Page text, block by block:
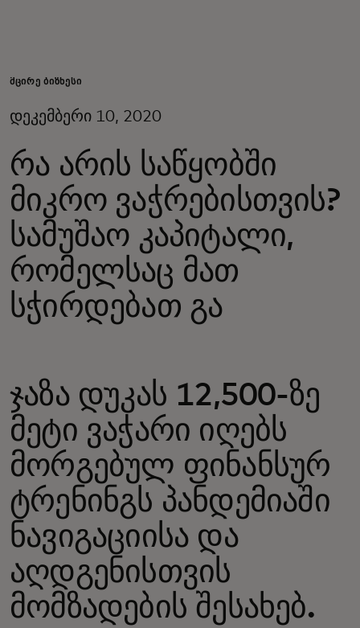
ბიზნესისთვის
მსოფლიოსთვის
ინოვატორებისთვის
სიახლეები და ტენდენციები
ᲛᲪᲘᲠᲔ ᲑᲘᲖᲜᲔᲡᲘ
დეკემბერი 10, 2020
რა არის საწყობში
მიკრო ვაჭრებისთვის?
სამუშაო კაპიტალი,
რომელსაც მათ
სჭირდებათ გა
ჯაზა დუკას 12,500-ზე
მეტი ვაჭარი იღებს
მორგებულ ფინანსურ
ტრენინგს პანდემიაში
ნავიგაციისა და
აღდგენისთვის
მომზადების შესახებ.